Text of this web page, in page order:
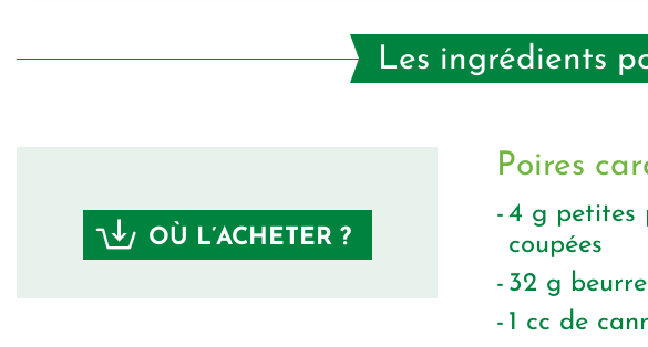
Les ingrédients
OÙ L’ACHETER ?
Poires
4 g petites
coupées
32 g beurre
1 cc de